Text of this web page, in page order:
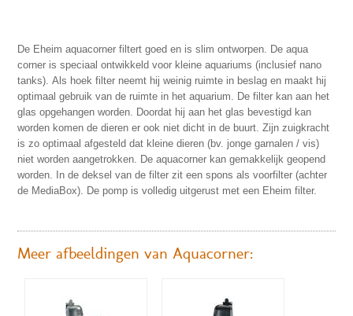
De Eheim aquacorner filtert goed en is slim ontworpen. De aqua
corner is speciaal ontwikkeld voor kleine aquariums (inclusief nano
tanks). Als hoek filter neemt hij weinig ruimte in beslag en maakt hij
optimaal gebruik van de ruimte in het aquarium. De filter kan aan het
glas opgehangen worden. Doordat hij aan het glas bevestigd kan
worden komen de dieren er ook niet dicht in de buurt. Zijn zuigkracht
is zo optimaal afgesteld dat kleine dieren (bv. jonge garnalen / vis)
niet worden aangetrokken. De aquacorner kan gemakkelijk geopend
worden.
In de deksel van de filter zit een spons als voorfilter (achter
de MediaBox). De pomp is volledig uitgerust met een Eheim filter.
Meer afbeeldingen van Aquacorner: